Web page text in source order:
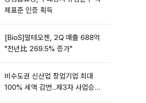
제표준 인증 획득
[BioS]알테오젠, 2Q 매출 688억
"전년比 269.5% 증가"
비수도권 신산업 창업기업 최대
100% 세액 감면...제3자 사업승계